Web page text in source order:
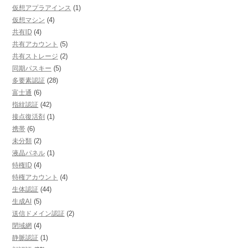
仮想アプラアインス (1)
仮想マシン (4)
共有ID (4)
共有アカウント (5)
共有ストレージ (2)
同期パスキー (5)
多要素認証 (28)
富士通 (6)
指紋認証 (42)
接点復活剤 (1)
携帯 (6)
未分類 (2)
液晶パネル (1)
特権ID (4)
特権アカウント (4)
生体認証 (44)
生成AI (5)
送信ドメイン認証 (2)
閉域網 (4)
静脈認証 (1)